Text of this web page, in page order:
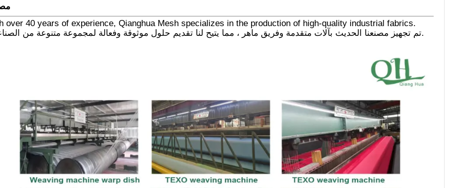
over 40 years of experience, Qianghua Mesh specializes in the production of high-quality industrial fabrics.
تم تجهيز مصنعنا الحديث بآلات متقدمة وفريق ماهر ، مما يتيح لنا تقديم حلول موثوقة وفعالة لمجموعة متنوعة من الصناعات.